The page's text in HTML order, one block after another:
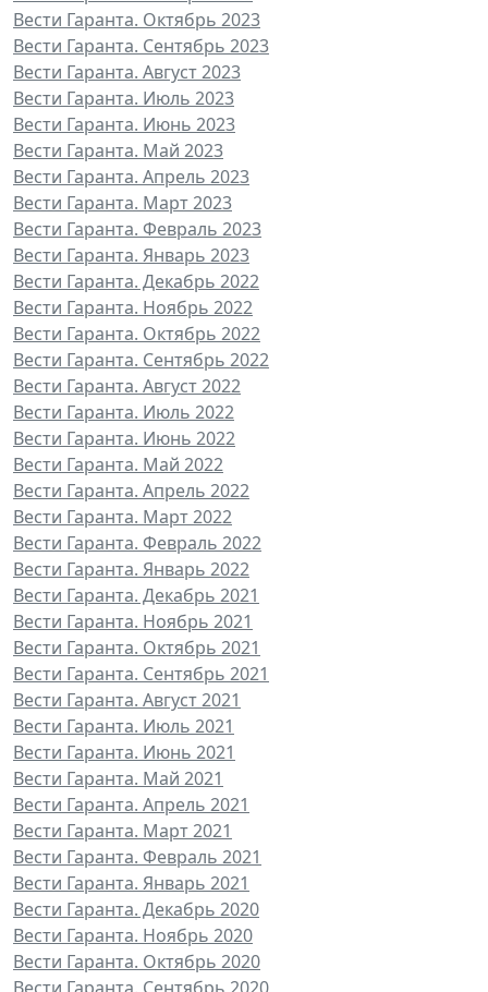
Вести Гаранта. Октябрь 2023
Вести Гаранта. Сентябрь 2023
Вести Гаранта. Август 2023
Вести Гаранта. Июль 2023
Вести Гаранта. Июнь 2023
Вести Гаранта. Май 2023
Вести Гаранта. Апрель 2023
Вести Гаранта. Март 2023
Вести Гаранта. Февраль 2023
Вести Гаранта. Январь 2023
Вести Гаранта. Декабрь 2022
Вести Гаранта. Ноябрь 2022
Вести Гаранта. Октябрь 2022
Вести Гаранта. Сентябрь 2022
Вести Гаранта. Август 2022
Вести Гаранта. Июль 2022
Вести Гаранта. Июнь 2022
Вести Гаранта. Май 2022
Вести Гаранта. Апрель 2022
Вести Гаранта. Март 2022
Вести Гаранта. Февраль 2022
Вести Гаранта. Январь 2022
Вести Гаранта. Декабрь 2021
Вести Гаранта. Ноябрь 2021
Вести Гаранта. Октябрь 2021
Вести Гаранта. Сентябрь 2021
Вести Гаранта. Август 2021
Вести Гаранта. Июль 2021
Вести Гаранта. Июнь 2021
Вести Гаранта. Май 2021
Вести Гаранта. Апрель 2021
Вести Гаранта. Март 2021
Вести Гаранта. Февраль 2021
Вести Гаранта. Январь 2021
Вести Гаранта. Декабрь 2020
Вести Гаранта. Ноябрь 2020
Вести Гаранта. Октябрь 2020